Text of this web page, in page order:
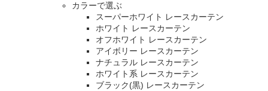
カラーで選ぶ
スーパーホワイト レースカーテン
ホワイト レースカーテン
オフホワイト レースカーテン
アイボリー レースカーテン
ナチュラル レースカーテン
ホワイト系 レースカーテン
ブラック(黒) レースカーテン